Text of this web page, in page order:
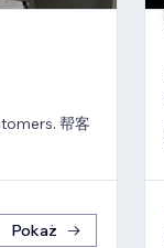
帮客
Pokaż